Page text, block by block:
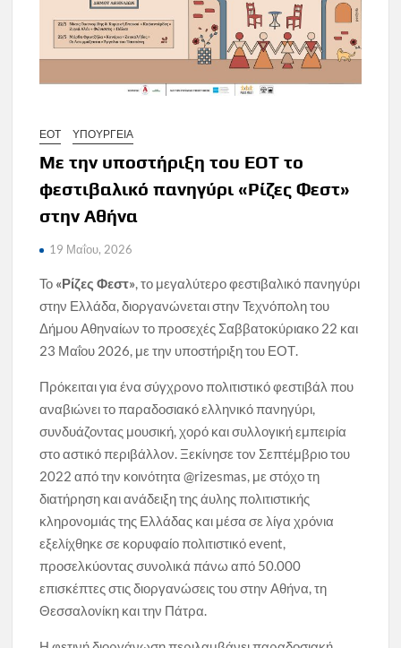
ΕΟΤ ΥΠΟΥΡΓΕΙΑ
Με την υποστήριξη του ΕΟΤ το
φεστιβαλικό πανηγύρι «Ρίζες Φεστ»
στην Αθήνα
19 Μαΐου, 2026
Το «Ρίζες Φεστ», το μεγαλύτερο φεστιβαλικό πανηγύρι
στην Ελλάδα, διοργανώνεται στην Τεχνόπολη του
Δήμου Αθηναίων το προσεχές Σαββατοκύριακο 22 και
23 Μαΐου 2026, με την υποστήριξη του ΕΟΤ.
Πρόκειται για ένα σύγχρονο πολιτιστικό φεστιβάλ που
αναβιώνει το παραδοσιακό ελληνικό πανηγύρι,
συνδυάζοντας μουσική, χορό και συλλογική εμπειρία
στο αστικό περιβάλλον. Ξεκίνησε τον Σεπτέμβριο του
2022 από την κοινότητα @rizesmas, με στόχο τη
διατήρηση και ανάδειξη της άυλης πολιτιστικής
κληρονομιάς της Ελλάδας και μέσα σε λίγα χρόνια
εξελίχθηκε σε κορυφαίο πολιτιστικό event,
προσελκύοντας συνολικά πάνω από 50.000
επισκέπτες στις διοργανώσεις του στην Αθήνα, τη
Θεσσαλονίκη και την Πάτρα.